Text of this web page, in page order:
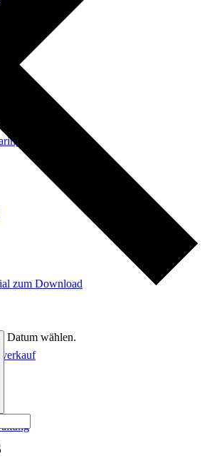
zum Download
Datum wählen.